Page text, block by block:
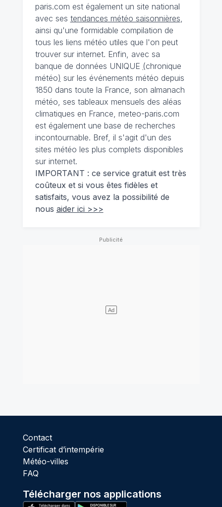
paris.com est également un site national
avec ses tendances météo saisonnières,
ainsi qu'une formidable compilation de
tous les liens météo utiles que l'on peut
trouver sur internet. Enfin, avec sa
banque de données UNIQUE (chronique
météo) sur les événements météo depuis
1850 dans toute la France, son almanach
météo, ses tableaux mensuels des aléas
climatiques en France, meteo-paris.com
est également une base de recherches
incontournable. Bref, il s'agit d'un des
sites météo les plus complets disponibles
sur internet.
IMPORTANT : ce service gratuit est très
coûteux et si vous êtes fidèles et
satisfaits, vous avez la possibilité de
nous aider ici >>>
Contact
Certificat d’intempérie
Météo-villes
FAQ
Télécharger nos applications